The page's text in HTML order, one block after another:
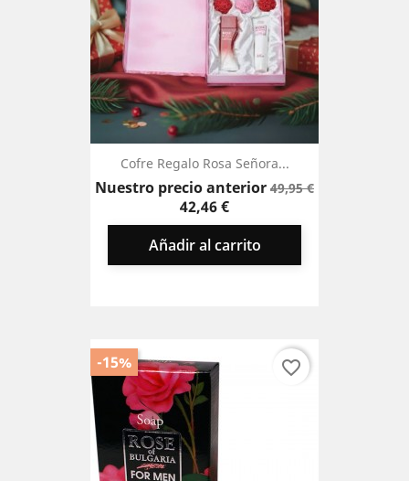
Cofre Regalo Rosa Señora...
Nuestro precio anteriorPrecio
49,95 €Precio
42,46 €
Añadir al carrito
-15% favorite_border